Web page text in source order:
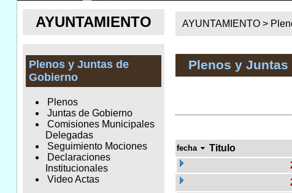
AYUNTAMIENTO
Plenos y Juntas de
Gobierno
Plenos
Juntas de Gobierno
Comisiones Municipales
Delegadas
Seguimiento Mociones
Declaraciones
Institucionales
Video Actas
AYUNTAMIENTO >
Plenos y Juntas
fecha Titulo